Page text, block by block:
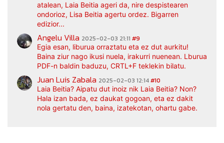
atalean, Laia Beitia ageri da, nire despistearen
ondorioz, Lisa Beitia agertu ordez. Bigarren
edizior...
Angelu Villa 2025-02-03 21:11 #9
Egia esan, liburua orraztatu eta ez dut aurkitu!
Baina ziur nago ikusi nuela, irakurri nuenean. Lburua
PDF-n baldin baduzu, CRTL+F teklekin bilatu.
Juan Luis Zabala 2025-02-03 12:14#10
Laia Beitia? Aipatu dut inoiz nik Laia Beitia? Non?
Hala izan bada, ez daukat gogoan, eta ez dakit
nola gertatu den, baina, izatekotan, ohartu gabe.